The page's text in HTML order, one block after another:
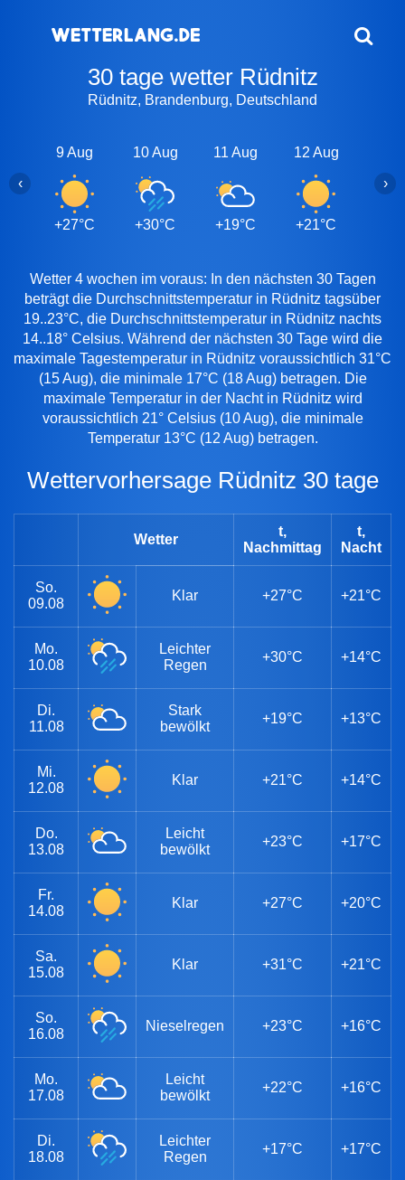
30 tage wetter Rüdnitz
Rüdnitz, Brandenburg, Deutschland
9 Aug
+27°C
10 Aug
+30°C
11 Aug
+19°C
12 Aug
+21°C
‹ ›
Wetter 4 wochen im voraus: In den nächsten 30 Tagen
beträgt die Durchschnittstemperatur in Rüdnitz tagsüber
19..23°C, die Durchschnittstemperatur in Rüdnitz nachts
14..18° Celsius. Während der nächsten 30 Tage wird die
maximale Tagestemperatur in Rüdnitz voraussichtlich 31°C
(15 Aug), die minimale 17°C (18 Aug) betragen. Die
maximale Temperatur in der Nacht in Rüdnitz wird
voraussichtlich 21° Celsius (10 Aug), die minimale
Temperatur 13°C (12 Aug) betragen.
Wettervorhersage Rüdnitz 30 tage
Wetter
t,
Nachmittag
t,
Nacht
So.
09.08
Klar +27°C +21°C
Mo.
10.08
Leichter
Regen
+30°C +14°C
Di.
11.08
Stark
bewölkt
+19°C +13°C
Mi.
12.08
Klar +21°C +14°C
Do.
13.08
Leicht
bewölkt
+23°C +17°C
Fr.
14.08
Klar +27°C +20°C
Sa.
15.08
Klar +31°C +21°C
So.
16.08
Nieselregen +23°C +16°C
Mo.
17.08
Leicht
bewölkt
+22°C +16°C
Di.
18.08
Leichter
Regen
+17°C +17°C